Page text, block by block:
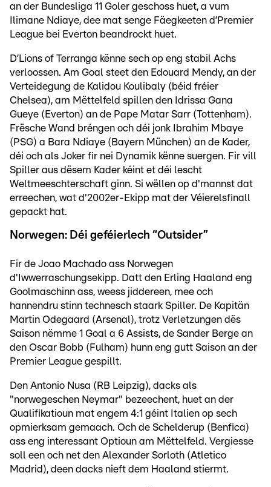
an der Bundesliga 11 Goler geschoss huet, a vum
Ilimane Ndiaye, dee mat senge Fäegkeeten d’Premier
League bei Everton beandrockt huet.
D’Lions of Terranga kënne sech op eng stabil Achs
verloossen. Am Goal steet den Edouard Mendy, an der
Verteidegung de Kalidou Koulibaly (béid fréier
Chelsea), am Mëttelfeld spillen den Idrissa Gana
Gueye (Everton) an de Pape Matar Sarr (Tottenham).
Frësche Wand bréngen och déi jonk Ibrahim Mbaye
(PSG) a Bara Ndiaye (Bayern München) an de Kader,
déi och als Joker fir nei Dynamik kënne suergen. Fir vill
Spiller aus dësem Kader kéint et déi lescht
Weltmeeschterschaft ginn. Si wëllen op d'mannst dat
erreechen, wat d'2002er-Ekipp mat der Véierelsfinall
gepackt hat.
Norwegen: Déi geféierlech “Outsider”
Fir de Joao Machado ass Norwegen
d'Iwwerraschungsekipp. Datt den Erling Haaland eng
Goolmaschinn ass, weess jiddereen, mee och
hannendru stinn technesch staark Spiller. De Kapitän
Martin Odegaard (Arsenal), trotz Verletzungen dës
Saison nëmme 1 Goal a 6 Assists, de Sander Berge an
den Oscar Bobb (Fulham) hunn eng gutt Saison an der
Premier League gespillt.
Den Antonio Nusa (RB Leipzig), dacks als
"norwegeschen Neymar" bezeechent, huet an der
Qualifikatioun mat engem 4:1 géint Italien op sech
opmierksam gemaach. Och de Schelderup (Benfica)
ass eng interessant Optioun am Mëttelfeld. Vergiesse
soll een och net den Alexander Sorloth (Atletico
Madrid), deen dacks nieft dem Haaland stiermt.